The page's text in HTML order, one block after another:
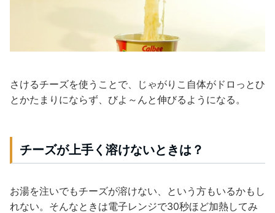
さけるチーズを使うことで、じゃがりこ自体がドロっとひ
とかたまりにならず、びよ～んと伸びるようになる。
チーズが上手く溶けないときは？
お湯を注いでもチーズが溶けない、という方もいるかもし
れない。そんなときは電子レンジで30秒ほど加熱してみ